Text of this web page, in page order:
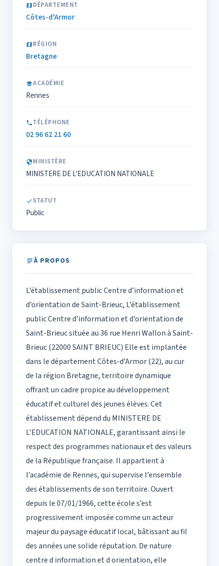
DÉPARTEMENT
Côtes-d'Armor
RÉGION
Bretagne
ACADÉMIE
Rennes
TÉLÉPHONE
02 96 62 21 60
MINISTÈRE
MINISTERE DE L'EDUCATION NATIONALE
STATUT
Public
À PROPOS
L’établissement public Centre d’information et
d’orientation de Saint-Brieuc, L’établissement
public Centre d’information et d’orientation de
Saint-Brieuc située au 36 rue Henri Wallon à Saint-
Brieuc (22000 SAINT BRIEUC) Elle est implantée
dans le département Côtes-d’Armor (22), au cur
de la région Bretagne, territoire dynamique
offrant un cadre propice au développement
éducatif et culturel des jeunes élèves. Cet
établissement dépend du MINISTERE DE
L’EDUCATION NATIONALE, garantissant ainsi le
respect des programmes nationaux et des valeurs
de la République française. Il appartient à
l’académie de Rennes, qui supervise l’ensemble
des établissements de son territoire. Ouvert
depuis le 07/01/1966, cette école s’est
progressivement imposée comme un acteur
majeur du paysage éducatif local, bâtissant au fil
des années une solide réputation. De nature
centre d information et d orientation, elle